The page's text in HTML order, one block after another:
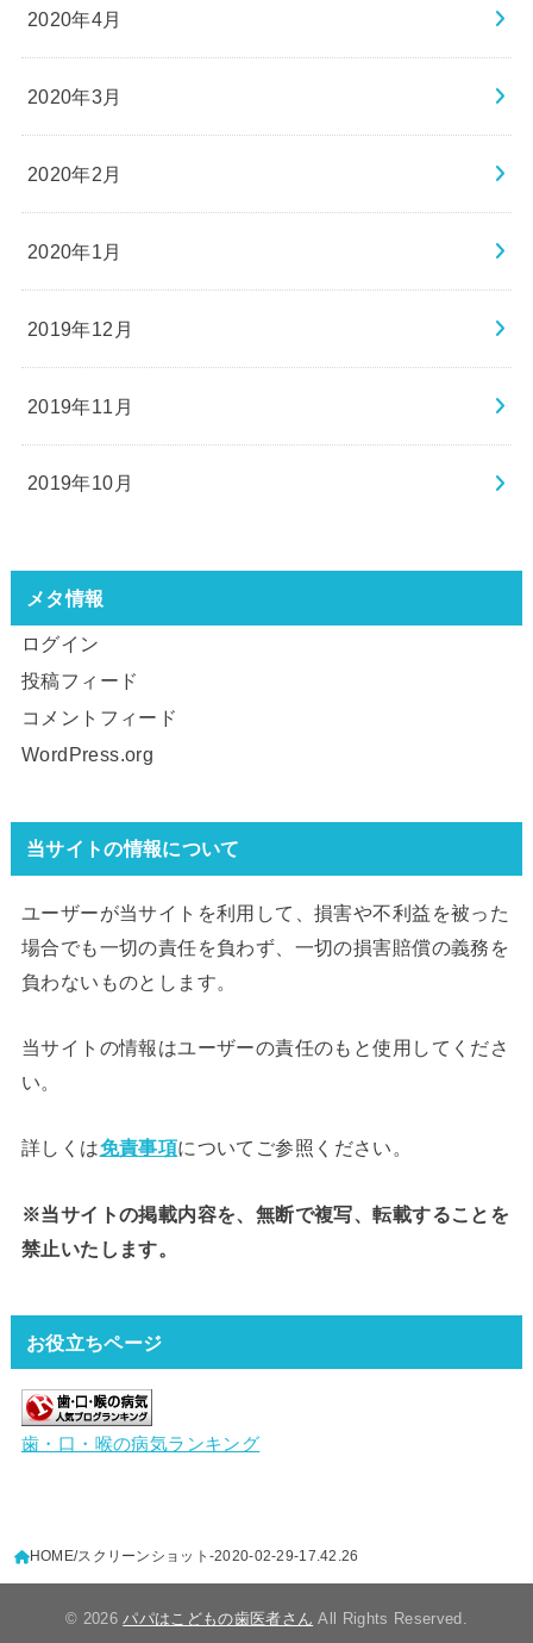
2020年4月
2020年3月
2020年2月
2020年1月
2019年12月
2019年11月
2019年10月
メタ情報
ログイン
投稿フィード
コメントフィード
WordPress.org
当サイトの情報について
ユーザーが当サイトを利用して、損害や不利益を被った
場合でも一切の責任を負わず、一切の損害賠償の義務を
負わないものとします。
当サイトの情報はユーザーの責任のもと使用してくださ
い。
詳しくは免責事項についてご参照ください。
※当サイトの掲載内容を、無断で複写、転載することを
禁止いたします。
お役立ちページ
歯・口・喉の病気ランキング
HOME スクリーンショット-2020-02-29-17.42.26
© 2026 パパはこどもの歯医者さん All Rights Reserved.